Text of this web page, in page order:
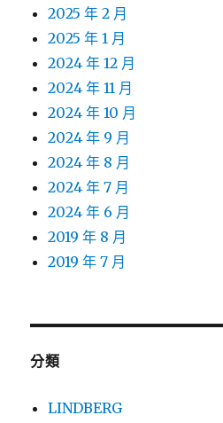
2025 年 2 月
2025 年 1 月
2024 年 12 月
2024 年 11 月
2024 年 10 月
2024 年 9 月
2024 年 8 月
2024 年 7 月
2024 年 6 月
2019 年 8 月
2019 年 7 月
分類
LINDBERG